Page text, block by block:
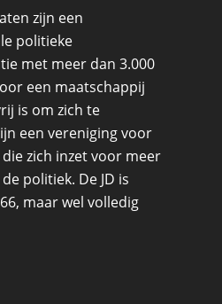
zijn een
politieke
met meer dan 3.000
een maatschappij
is om zich te
een vereniging voor
zich inzet voor meer
politiek. De JD is
maar wel volledig